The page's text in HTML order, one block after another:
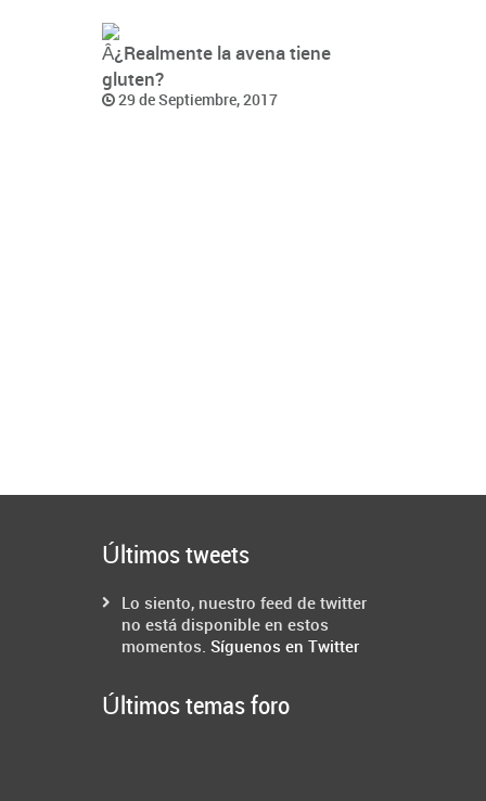
Â¿Realmente la avena tiene
gluten?
29 de Septiembre, 2017
Últimos tweets
Lo siento, nuestro feed de twitter
no está disponible en estos
momentos. Síguenos en Twitter
Últimos temas foro